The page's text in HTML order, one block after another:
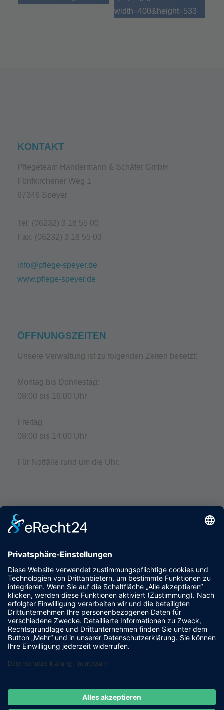
KONTAKT
Pflegeteam Handermann & Schäfer GmbH
Fünfkirchener Weg 1
67346 Speyer
Tel: (06232) 3 18 55 00
Fax: (06232) 3 18 55 03
info@pflege-speyer.de
www.pflege-speyer.de
ÖFFNUNGSZEITEN
Unsere Verwaltung ist zu folgenden Zeiten besetzt:
Montag bis Donnestag:
08:00 bis 16:00 Uhr
Freitag
08:00 bis 14:00 Uhr
Für Notfälle rund um die Uhr.
PARKPLÄTZE
Nähe vorhanden.
ANFAHRT
Die Verwaltung ist barrierearm erreichbar.